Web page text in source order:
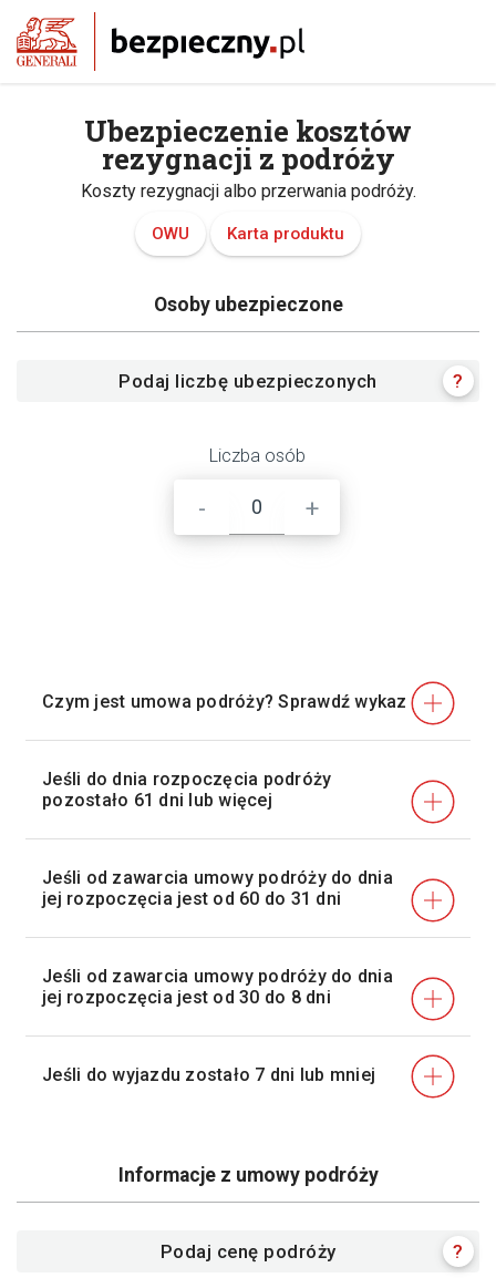
Ubezpieczenie kosztów
rezygnacji z podróży
Koszty rezygnacji albo przerwania podróży.
OWU Karta produktu
Osoby ubezpieczone
Podaj liczbę ubezpieczonych ?
Liczba osób
- +
Czym jest umowa podróży?Sprawdź wykaz
Jeśli do dnia rozpoczęcia podróży
pozostało 61 dni lub więcej
Jeśli od zawarcia umowy podróży do dnia
jej rozpoczęcia jest od 60 do 31 dni
Jeśli od zawarcia umowy podróży do dnia
jej rozpoczęcia jest od 30 do 8 dni
Jeśli do wyjazdu zostało 7 dni lub mniej
Informacje z umowy podróży
Podaj cenę podróży ?